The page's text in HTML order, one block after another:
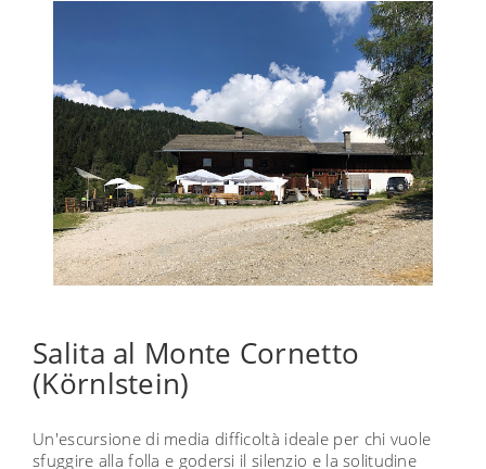
Salita al Monte Cornetto
(Körnlstein)
Un'escursione di media difficoltà ideale per chi vuole
sfuggire alla folla e godersi il silenzio e la solitudine